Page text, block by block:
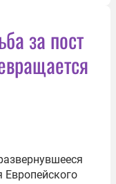
за пост
Европейского